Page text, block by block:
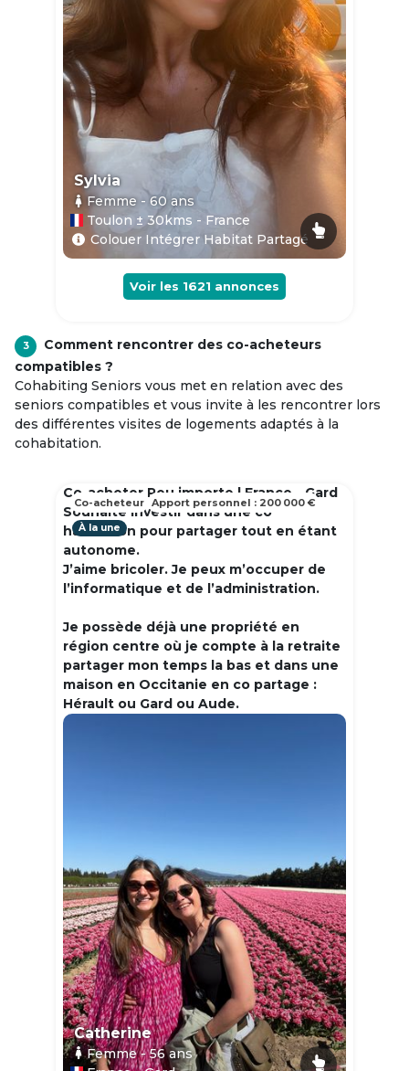
Sylvia
Femme - 60ans
Toulon ± 30kms - France
Colouer Intégrer Habitat Partagé
Voir les 1621 annonces
3
Comment rencontrer des co-acheteurs
compatibles ?
Cohabiting Seniors vous met en relation avec des
seniors compatibles et vous invite à les rencontrer lors
des différentes visites de logements adaptés à la
cohabitation.
Co-acheter Peu importe | France - Gard
Souhaite investir dans une co
habitation pour partager tout en étant
autonome.
J’aime bricoler. Je peux m’occuper de
l’informatique et de l’administration.
Je possède déjà une propriété en
région centre où je compte à la retraite
partager mon temps la bas et dans une
maison en Occitanie en co partage :
Hérault ou Gard ou Aude.
À la une
Catherine
Femme- 56ans
Co-acheteur Apport personnel : 200 000 €